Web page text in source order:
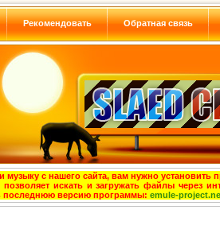
Рекомендовать Обратная связь
с нашего сайта, вам нужно установить
искать и загружать файлы через
последнюю версию программы: emule-